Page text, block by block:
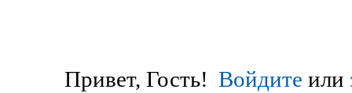
Привет, Гость! Войдите или